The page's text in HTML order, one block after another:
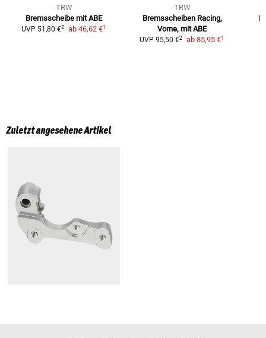
TRW
Bremsscheibe mit ABE
UVP 51,80 €2 ab 46,62 €1
TRW
Bremsscheiben Racing,
Vorne, mit ABE
UVP 95,50 €2 ab 85,95 €1
Zuletzt angesehene Artikel